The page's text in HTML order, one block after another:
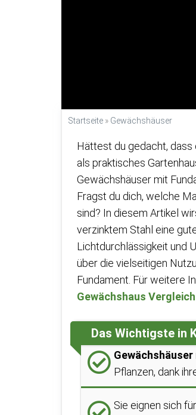
Startseite » Gewächshäuser
Hättest du gedacht, dass
als praktisches
Gewächshäuser mit
Fragst du dich, welche
sind? In diesem Artikel
verzinktem Stahl eine
Lichtdurchlässigkeit und
über die vielseitigen
Fundament. Für weitere
Gewächshaus Vergleich
Das Wichtigste in
Pflanzen, dank
Sie eignen sich